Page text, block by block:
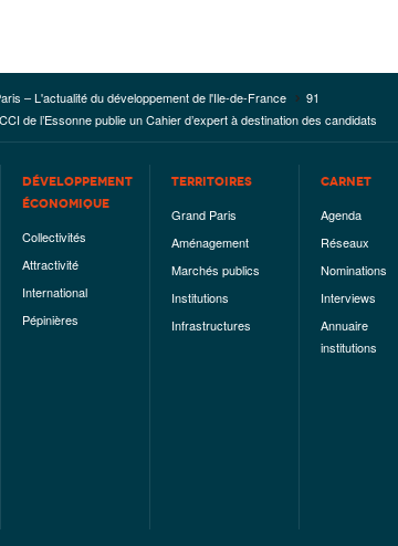
– L'actualité du développement de l'Ile-de-France
91
de l’Essonne publie un Cahier d’expert à destination des candidats
DÉVELOPPEMENT
ÉCONOMIQUE
Collectivités
Attractivité
International
Pépinières
TERRITOIRES
Grand Paris
Aménagement
Marchés publics
Institutions
Infrastructures
CARNET
Agenda
Réseaux
Nominations
Interviews
Annuaire
institutions